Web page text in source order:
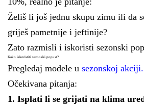
Želiš li još jednu skupu zimu ili da
griješ pametnije i jeftinije?
Zato razmisli i iskoristi sezonski
Kako iskoristiti sezonski popust?
Pregledaj modele u sezonskoj akciji.
Očekivana pitanja:
1. Isplati li se grijati na klima